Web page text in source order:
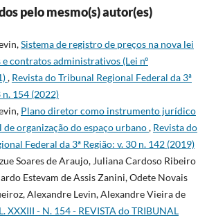
pelo mesmo(s) autor(es)
Sistema de registro de preços na nova lei
contratos administrativos (Lei nº
, Revista do Tribunal Regional Federal da 3ª
n. 154 (2022)
Plano diretor como instrumento jurídico
organização do espaço urbano, Revista do
Federal da 3ª Região: v. 30 n. 142 (2019)
Soares de Araujo, Juliana Cardoso Ribeiro
Estevam de Assis Zanini, Odete Novais
Alexandre Levin, Alexandre Vieira de
XXXIII - N. 154 - REVISTA do TRIBUNAL